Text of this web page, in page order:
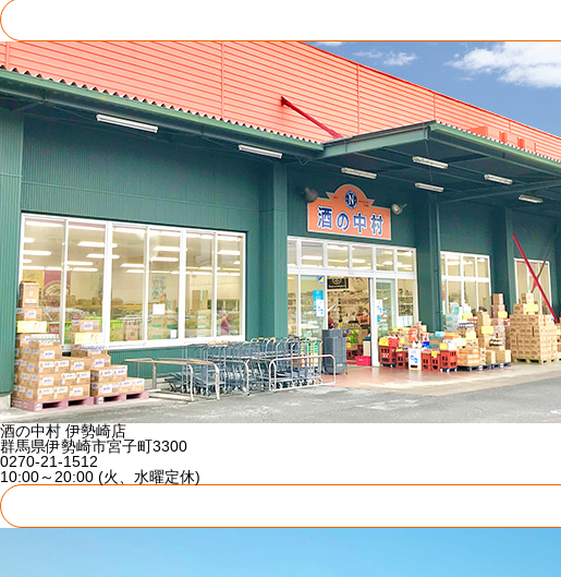
酒の中村 伊勢崎店
群馬県伊勢崎市宮子町3300
0270-21-1512
10:00～20:00 (火、水曜定休)